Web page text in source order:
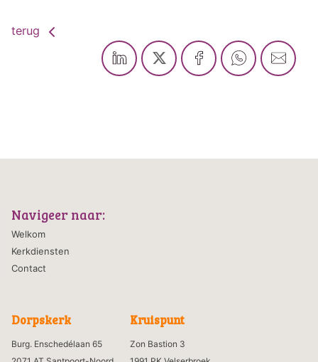
terug
Navigeer naar:
Welkom
Kerkdiensten
Contact
Dorpskerk Kruispunt
Burg. Enschedélaan 65
Zon Bastion 3